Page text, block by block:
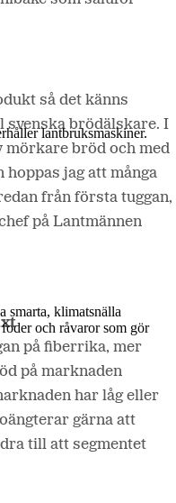
lantbruksmaskiner.
smarta, klimatsnälla
och råvaror som gör
så det känns
svenska brödälskare. I
mörkare bröd och med
hoppas jag att många
från första tuggan,
på Lantmännen
på fiberrika, mer
på marknaden
har låg eller
gärna att
till att segmentet